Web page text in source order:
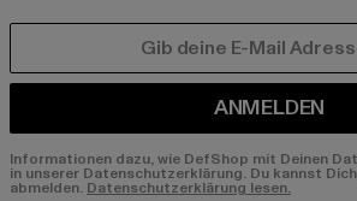
ANMELDEN
Informationen dazu, wie DefShop mit Deinen
in unserer Datenschutzerklärung. Du kannst
abmelden.Datenschutzerklärung lesen.